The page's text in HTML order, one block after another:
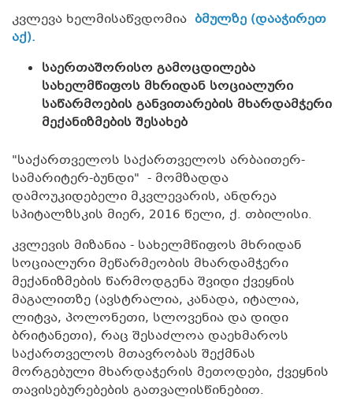
კვლევა ხელმისაწვდომია ბმულზე (დააჭირეთ
აქ).
საერთაშორისო გამოცდილება
სახელმწიფოს მხრიდან სოციალური
საწარმოების განვითარების მხარდამჭერი
მექანიზმების შესახებ
"საქართველოს საქართველოს არბაითერ-
სამარიტერ-ბუნდი" - მომზადდა
დამოუკიდებელი მკვლევარის, ანდრეა
სპიტალზსკის მიერ, 2016 წელი, ქ. თბილისი.
კვლევის მიზანია - სახელმწიფოს მხრიდან
სოციალური მეწარმეობის მხარდამჭერი
მექანიზმების წარმოდგენა შვიდი ქვეყნის
მაგალითზე (ავსტრალია, კანადა, იტალია,
ლიტვა, პოლონეთი, სლოვენია და დიდი
ბრიტანეთი), რაც შესაძლოა დაეხმაროს
საქართველოს მთავრობას შექმნას
მორგებული მხარდაჭერის მეთოდები, ქვეყნის
თავისებურებების გათვალისწინებით.